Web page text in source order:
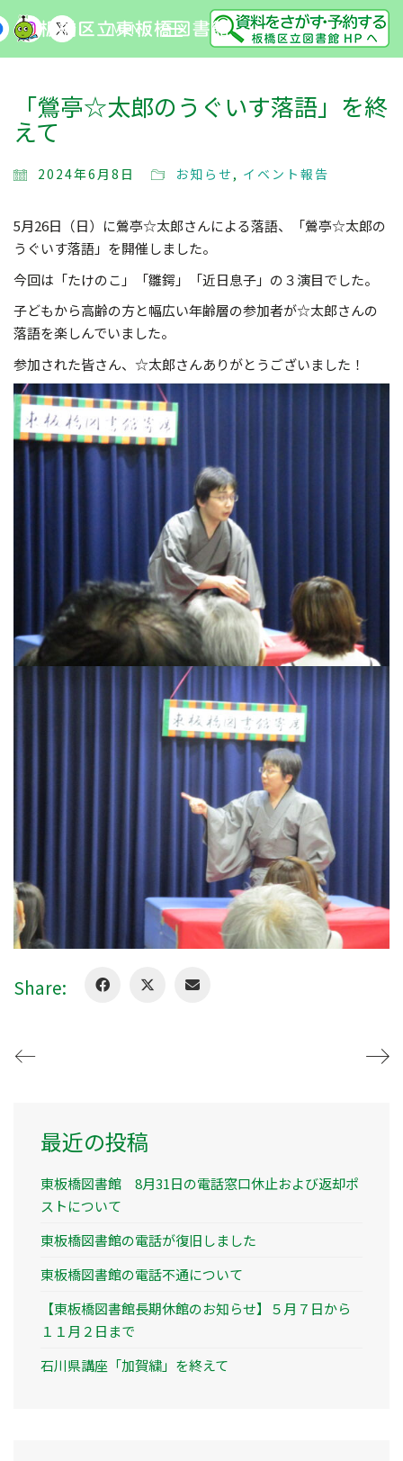
MENU
「鶯亭☆太郎のうぐいす落語」を終
えて
2024年6月8日 お知らせ , イベント報告
5月26日（日）に鶯亭☆太郎さんによる落語、「鶯亭☆太郎の
うぐいす落語」を開催しました。
今回は「たけのこ」「雛鍔」「近日息子」の３演目でした。
子どもから高齢の方と幅広い年齢層の参加者が☆太郎さんの
落語を楽しんでいました。
参加された皆さん、☆太郎さんありがとうございました！
Share:
最近の投稿
東板橋図書館 8月31日の電話窓口休止および返却ポ
ストについて
東板橋図書館の電話が復旧しました
東板橋図書館の電話不通について
【東板橋図書館長期休館のお知らせ】５月７日から
１１月２日まで
石川県講座「加賀繍」を終えて